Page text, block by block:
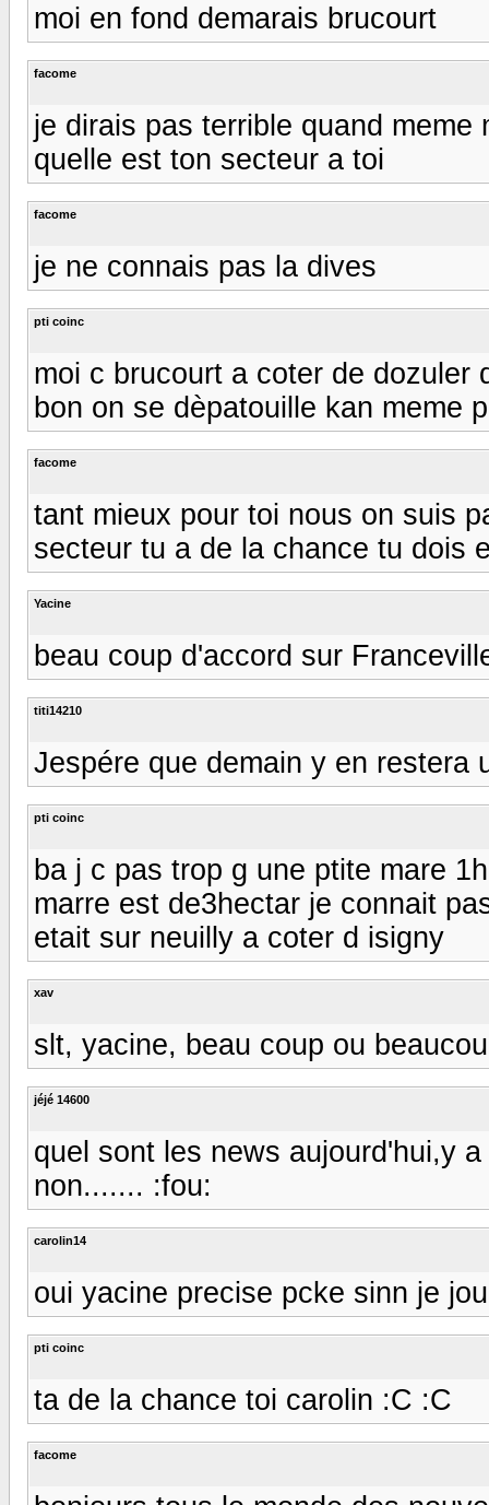
moi en fond demarais brucourt
facome
je dirais pas terrible quand
quelle est ton secteur a toi
facome
je ne connais pas la dives
pti coinc
moi c brucourt a coter de dozuler
bon on se dèpatouille kan meme
facome
tant mieux pour toi nous on suis
secteur tu a de la chance tu dois
Yacine
beau coup d'accord sur
titi14210
Jespére que demain y en restera
pti coinc
ba j c pas trop g une ptite mare
marre est de3hectar je connait
etait sur neuilly a coter d isigny
xav
slt, yacine, beau coup ou
jéjé 14600
quel sont les news aujourd'hui,y
non....... :fou:
carolin14
oui yacine precise pcke sinn je
pti coinc
ta de la chance toi carolin :C :C
facome